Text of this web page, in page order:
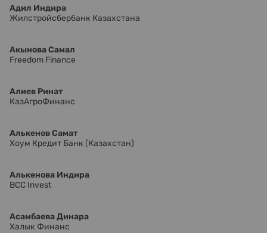
Адил Индира
Жилстройсбербанк Казахстана
Акынова Самал
Freedom Finance
Алиев Ринат
КазАгроФинанс
Алькенов Самат
Хоум Кредит Банк (Казахстан)
Алькенова Индира
BCC Invest
Асамбаева Динара
Халык Финанс